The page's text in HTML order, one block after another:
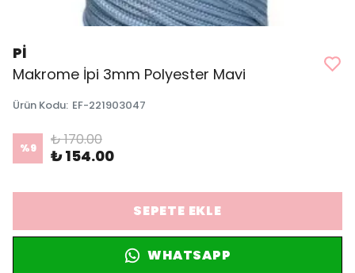
Pİ
Makrome İpi 3mm Polyester Mavi
Ürün Kodu: EF-221903047
%9 ₺ 170.00
₺ 154.00
SEPETE EKLE
WHATSAPP